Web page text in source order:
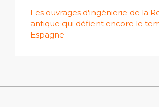
Les ouvrages d'ingénierie de la
antique qui défient encore le
Espagne